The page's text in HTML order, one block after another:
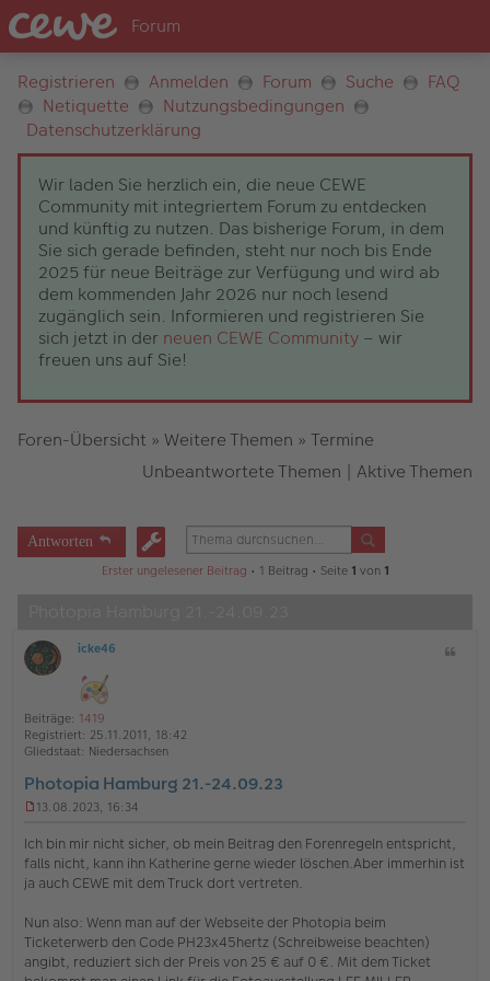
Registrieren Anmelden Forum Suche
FAQ
Netiquette
Nutzungsbedingungen
Datenschutzerklärung
Wir laden Sie herzlich ein, die neue CEWE
Community mit integriertem Forum zu entdecken
und künftig zu nutzen. Das bisherige Forum, in dem
Sie sich gerade befinden, steht nur noch bis Ende
2025 für neue Beiträge zur Verfügung und wird ab
dem kommenden Jahr 2026 nur noch lesend
zugänglich sein. Informieren und registrieren Sie
sich jetzt in der neuen CEWE Community – wir
freuen uns auf Sie!
Foren-Übersicht » Weitere Themen » Termine
Unbeantwortete Themen | Aktive Themen
Antworten
Erster ungelesener Beitrag • 1 Beitrag • Seite 1 von 1
n
e
icke46
Beiträge: 1419
Registriert: 25.11.2011, 18:42
Gliedstaat: Niedersachsen
Photopia Hamburg 21.-24.09.23
n
g
e
s
n
e
13.08.2023, 16:34
Ich bin mir nicht sicher, ob mein Beitrag den Forenregeln entspricht,
falls nicht, kann ihn Katherine gerne wieder löschen.Aber immerhin ist
ja auch CEWE mit dem Truck dort vertreten.
Nun also: Wenn man auf der Webseite der Photopia beim
Ticketerwerb den Code PH23x45hertz (Schreibweise beachten)
angibt, reduziert sich der Preis von 25 € auf 0 €. Mit dem Ticket